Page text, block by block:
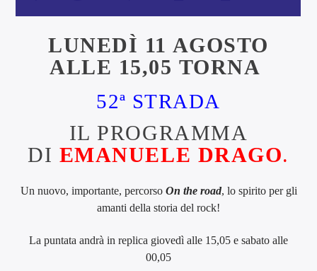
LUNEDÌ 11 AGOSTO
ALLE 15,05 TORNA
52ª STRADA
IL PROGRAMMA
DI EMANUELE DRAGO.
Un nuovo, importante, percorsoOn the road, lo spirito per gli
amanti della storia del rock!
La puntata andrà in replica giovedì alle 15,05 e sabato alle
00,05